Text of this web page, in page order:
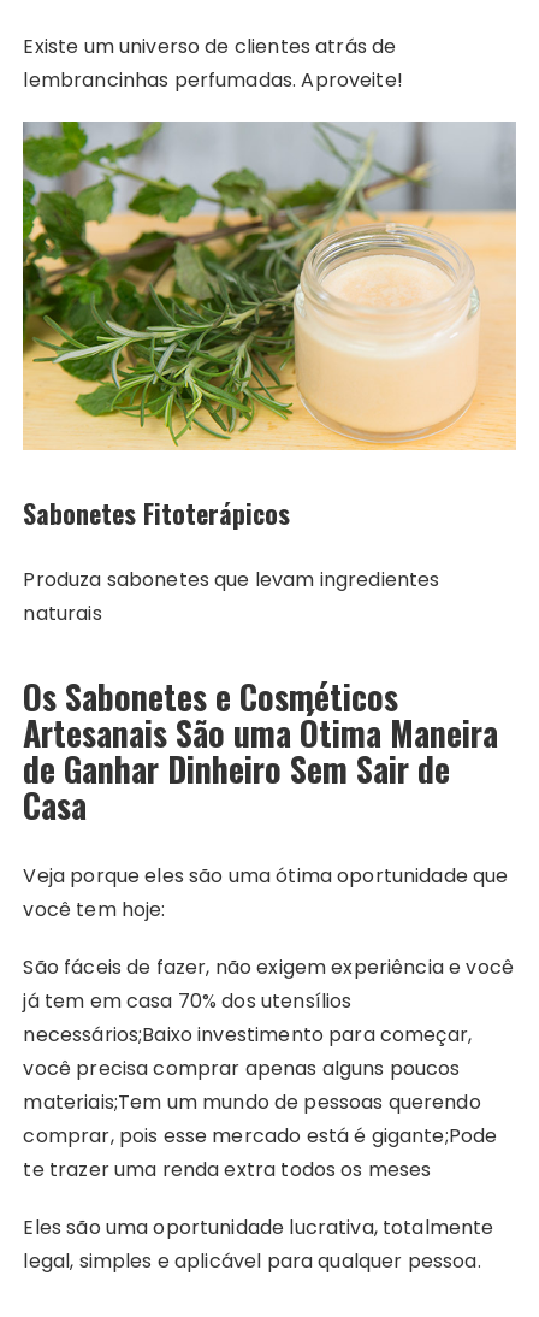
Existe um universo de clientes atrás de
lembrancinhas perfumadas. Aproveite!
Sabonetes Fitoterápicos
Produza sabonetes que levam ingredientes
naturais
Os Sabonetes e Cosméticos
Artesanais São uma Ótima Maneira
de Ganhar Dinheiro Sem Sair de
Casa
Veja porque eles são uma ótima oportunidade que
você tem hoje:
São fáceis de fazer, não exigem experiência e você
já tem em casa 70% dos utensílios
necessários;Baixo investimento para começar,
você precisa comprar apenas alguns poucos
materiais;Tem um mundo de pessoas querendo
comprar, pois esse mercado está é gigante;Pode
te trazer uma renda extra todos os meses
Eles são uma oportunidade lucrativa, totalmente
legal, simples e aplicável para qualquer pessoa.